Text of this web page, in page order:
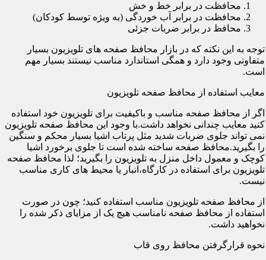
محافظت در برابر خط و خش
محافظت در برابر آب خوردگی (به ویژه توسط کودکان)
محافظ در برابر ضربات جزئی
توجه به این نکته که در بازار محافظ صفحه های تلویزیون بسیار
متفاوتی وجود دارد و همگی استاندارد مناسب نیستند بسیار مهم
است.
معایب استفاده از محافظ صفحه تلویزیون
اگر از محافظ صفحه مناسب و باکیفیت برای تلویزیون خود استفاده
کنید معایب چندانی نخواهد داشت.با وجود این محافظ صفحه تلویزیون
نمی تواند جلوی ضربات شدید مثل پرتاب اشیا بسیار محکم و سنگین
را بگیرید.محافظ صفحه ساخته شده است تا جلوی برخورد اشیا
کوچک و معمول داخل منزل به تلویزیون را بگیرید؛ لذا محافظ صفحه
تلویزیون برای استفاده در کارگاه،انبار یا محیط های کاری مناسب
نیست.
از محافظ صفحه تلویزیون مناسب استفاده کنید؛ چون در صورت
استفاده از محافظ صفحه نامناسب هیچ یک از مزایای ذکر شده را
نخواهید داشت.
نحوه قرارگرفتن محافظ روی قاب